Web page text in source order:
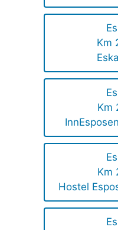
Km
Km
Km
Hostel